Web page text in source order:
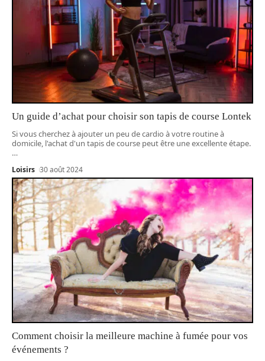
Un guide d’achat pour choisir son tapis de course Lontek
Si vous cherchez à ajouter un peu de cardio à votre routine à
domicile, l'achat d'un tapis de course peut être une excellente étape.
…
Loisirs 30 août 2024
Comment choisir la meilleure machine à fumée pour vos
événements ?